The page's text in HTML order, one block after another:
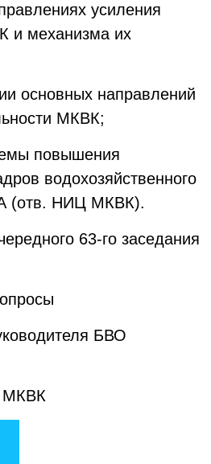
усиления
и механизма их
основных направлений
МКВК;
повышения
водохозяйственного
(отв. НИЦ МКВК).
63-го заседания
БВО
МКВК